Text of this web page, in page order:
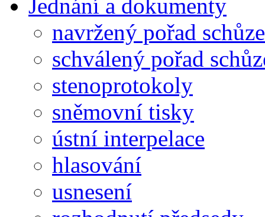
Jednání a dokumenty
navržený pořad schůze
schválený pořad
stenoprotokoly
sněmovní tisky
ústní interpelace
hlasování
usnesení